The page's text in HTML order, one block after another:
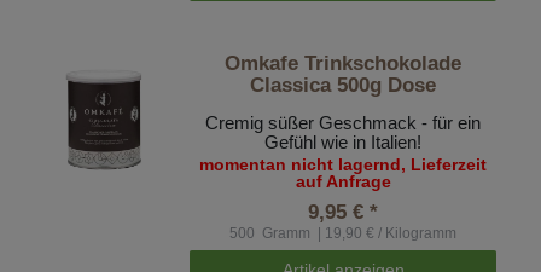
Omkafe Trinkschokolade
Classica 500g Dose
Cremig süßer Geschmack - für ein
Gefühl wie in Italien!
momentan nicht lagernd, Lieferzeit
auf Anfrage
9,95 € *
500 Gramm | 19,90 € / Kilogramm